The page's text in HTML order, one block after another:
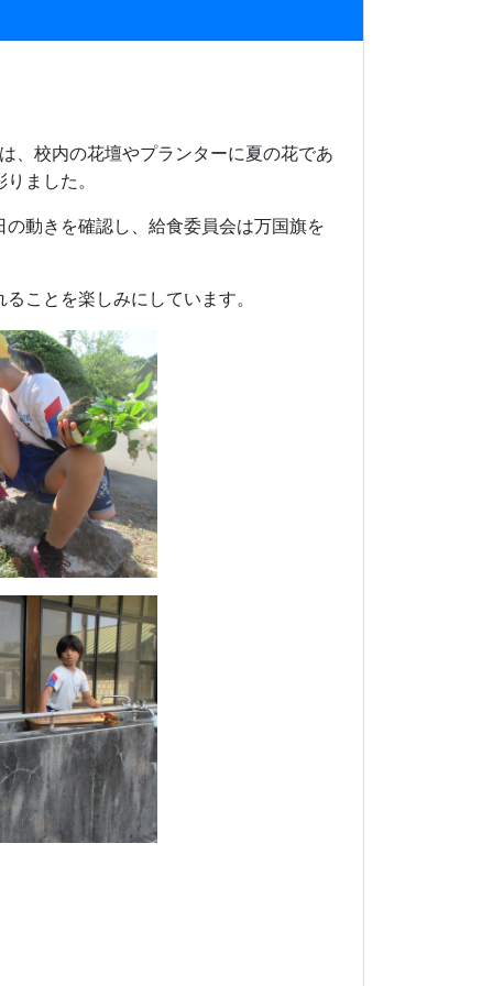
、校内の花壇やプランターに夏の花であ
ました。
動きを確認し、給食委員会は万国旗を
ことを楽しみにしています。